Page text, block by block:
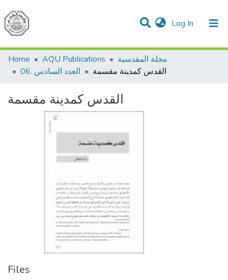
Log In (current)
Communities & Collections
All of DSpace
Home
AQU Publications
مجلة المقدسية
06. العدد السادس
القدس كمدينة مقسمة
القدس كمدينة مقسمة
Files